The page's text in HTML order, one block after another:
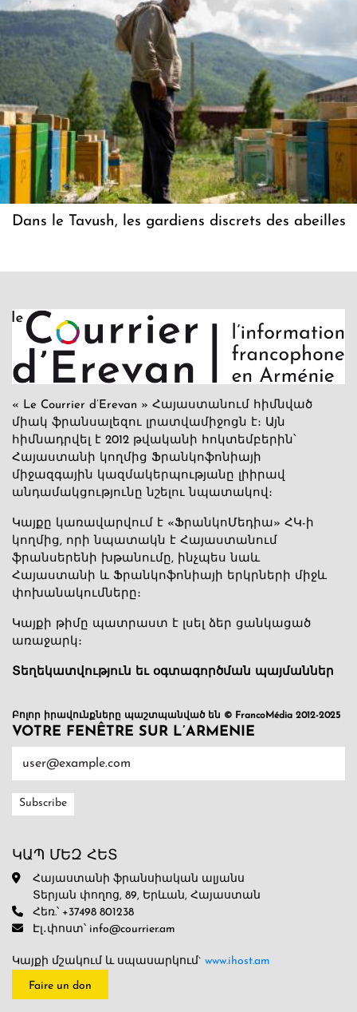
Dans le Tavush, les gardiens discrets des abeilles
« Le Courrier d’Erevan » Հայաստանում հիմնված
միակ ֆրանսալեզու լրատվամիջոցն է։ Այն
հիմնադրվել է 2012 թվականի հոկտեմբերին՝
Հայաստանի կողմից Ֆրանկոֆոնիայի
միջազգային կազմակերպությանը լիիրավ
անդամակցությունը նշելու նպատակով։
Կայքը կառավարվում է «ՖրանկոՄեդիա» ՀԿ-ի
կողմից, որի նպատակն է Հայաստանում
ֆրանսերենի խթանումը, ինչպես նաև
Հայաստանի և Ֆրանկոֆոնիայի երկրների միջև
փոխանակումները։
Կայքի թիմը պատրաստ է լսել ձեր ցանկացած
առաջարկ։
Տեղեկատվություն եւ օգտագործման պայմաններ
Բոլոր իրավունքները պաշտպանված են © FrancoMédia 2012-2025
VOTRE FENÊTRE SUR L’ARMENIE
ԿԱՊ ՄԵԶ ՀԵՏ
Հայաստանի ֆրանսիական ալյանս
Տերյան փողոց, 89, Երևան, Հայաստան
Հեռ.՝ +37498 801238
Էլ․փոստ՝ info@courrier.am
Կայքի մշակում և սպասարկում` www.ihost.am
Faire un don